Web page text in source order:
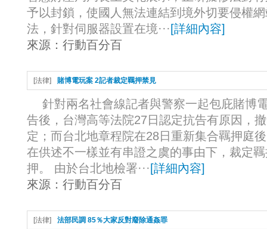
予以封鎖，使國人無法連結到境外切要侵權
法，針對伺服器設置在境··· [詳細內容]
來源： 行動百分百
[法律] 賭博電玩案 2記者裁定羈押禁見
針對兩名社會線記者與警察一起包庇賭博
告後，台灣高等法院27日認定抗告有原因，
定；而台北地章程院在28日重新集合羈押庭
在供述不一樣並有串證之虞的事由下，裁定
押。 由於台北地檢署··· [詳細內容]
來源： 行動百分百
[法律] 法部民調 85％大家反對廢除通姦罪